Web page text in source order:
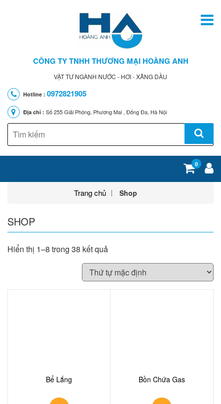
CÔNG TY TNHH THƯƠNG MẠI HOÀNG ANH
VẬT TƯ NGÀNH NƯỚC - HƠI - XĂNG DẦU
Hotline : 0972821905
Địa chỉ : Số 255 Giải Phóng, Phương Mai , Đống Đa, Hà Nội
0
Trang chủ Shop
SHOP
Hiển thị 1–8 trong 38 kết quả
Bể Lắng Bồn Chứa Gas